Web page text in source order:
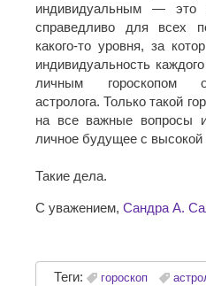
индивидуальным — это
справедливо для всех
какого-то уровня, за
индивидуальность
личным гороскопом
астролога. Только такой
на все важные вопросы
личное будущее с высокой
Такие дела.
С уважением, Сандра А.
Теги: гороскоп